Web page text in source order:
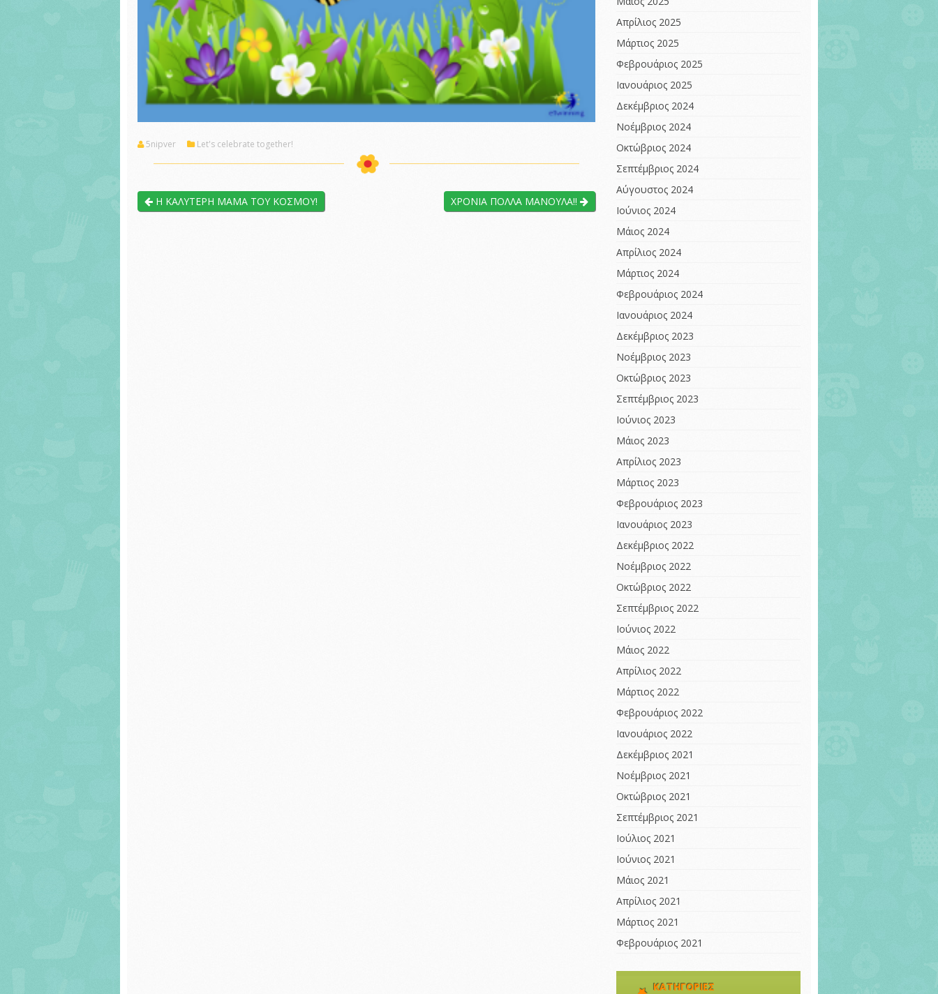
2023
ΈΚΘΕΣΗ ΕΣΩΤΕΡΙΚΗΣ
ΑΞΙΟΛΟΓΗΣΗΣ 2022-
2023
ΈΚΘΕΣΗ ΕΞΩΤΕΡΙΚΗΣ
ΑΞΙΟΛΟΓΗΣΗΣ 2021-
2022
ΈΚΘΕΣΗ ΕΣΩΤΕΡΙΚΗΣ
ΠΡΏΤΗ ΈΚΘΕΣΗ
ΑΞΙΟΛΟΓΗΣΗΣ 2020-
Birthdays around
Europe
Χριστούγεννα…
αγάπης δώρα
5nipver Let's celebrate together!
Η ΚΑΛΥΤΕΡΗ ΜΑΜΑ ΤΟΥ ΚΟΣΜΟΥ! ΧΡΟΝΙΑ ΠΟΛΛΑ ΜΑΝΟΥΛΑ!!
Απρίλιος 2025
Μάρτιος 2025
Φεβρουάριος 2025
Ιανουάριος 2025
Δεκέμβριος 2024
Νοέμβριος 2024
Οκτώβριος 2024
Σεπτέμβριος 2024
Αύγουστος 2024
Ιούνιος 2024
Μάιος 2024
Απρίλιος 2024
Μάρτιος 2024
Φεβρουάριος 2024
Ιανουάριος 2024
Δεκέμβριος 2023
Νοέμβριος 2023
Οκτώβριος 2023
Σεπτέμβριος 2023
Ιούνιος 2023
Μάιος 2023
Απρίλιος 2023
Μάρτιος 2023
Φεβρουάριος 2023
Ιανουάριος 2023
Δεκέμβριος 2022
Νοέμβριος 2022
Οκτώβριος 2022
Σεπτέμβριος 2022
Ιούνιος 2022
Μάιος 2022
Απρίλιος 2022
Μάρτιος 2022
Φεβρουάριος 2022
Ιανουάριος 2022
Δεκέμβριος 2021
Νοέμβριος 2021
Οκτώβριος 2021
Σεπτέμβριος 2021
Ιούλιος 2021
Ιούνιος 2021
Μάιος 2021
Απρίλιος 2021
Μάρτιος 2021
Φεβρουάριος 2021
KΑΤΗΓΟΡΊΕΣ